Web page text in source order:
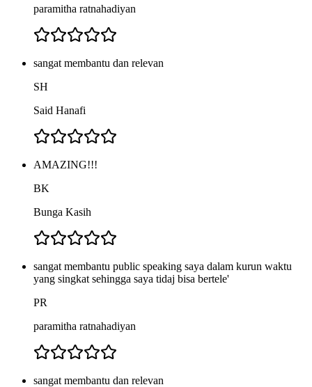
paramitha ratnahadiyan
sangat membantu dan relevan
SH
Said Hanafi
AMAZING!!!
BK
Bunga Kasih
sangat membantu public speaking saya dalam kurun waktu
yang singkat sehingga saya tidaj bisa bertele'
PR
paramitha ratnahadiyan
sangat membantu dan relevan